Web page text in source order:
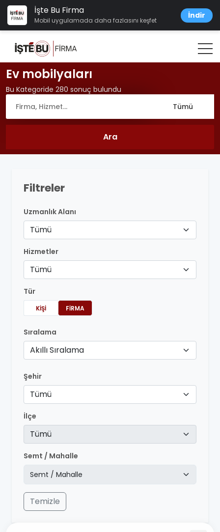
İşte Bu Firma
Mobil uygulamada daha fazlasını keşfet
İndir
Ev mobilyaları
Bu Kategoride 280 sonuç bulundu
Filtreler
Uzmanlık Alanı
Tümü
Hizmetler
Tümü
Tür
KIŞI FIRMA
Sıralama
Akıllı Sıralama
Şehir
Tümü
İlçe
Tümü
Semt / Mahalle
Temizle